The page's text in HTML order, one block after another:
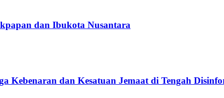
dan Ibukota Nusantara
Kebenaran dan Kesatuan Jemaat di Tengah